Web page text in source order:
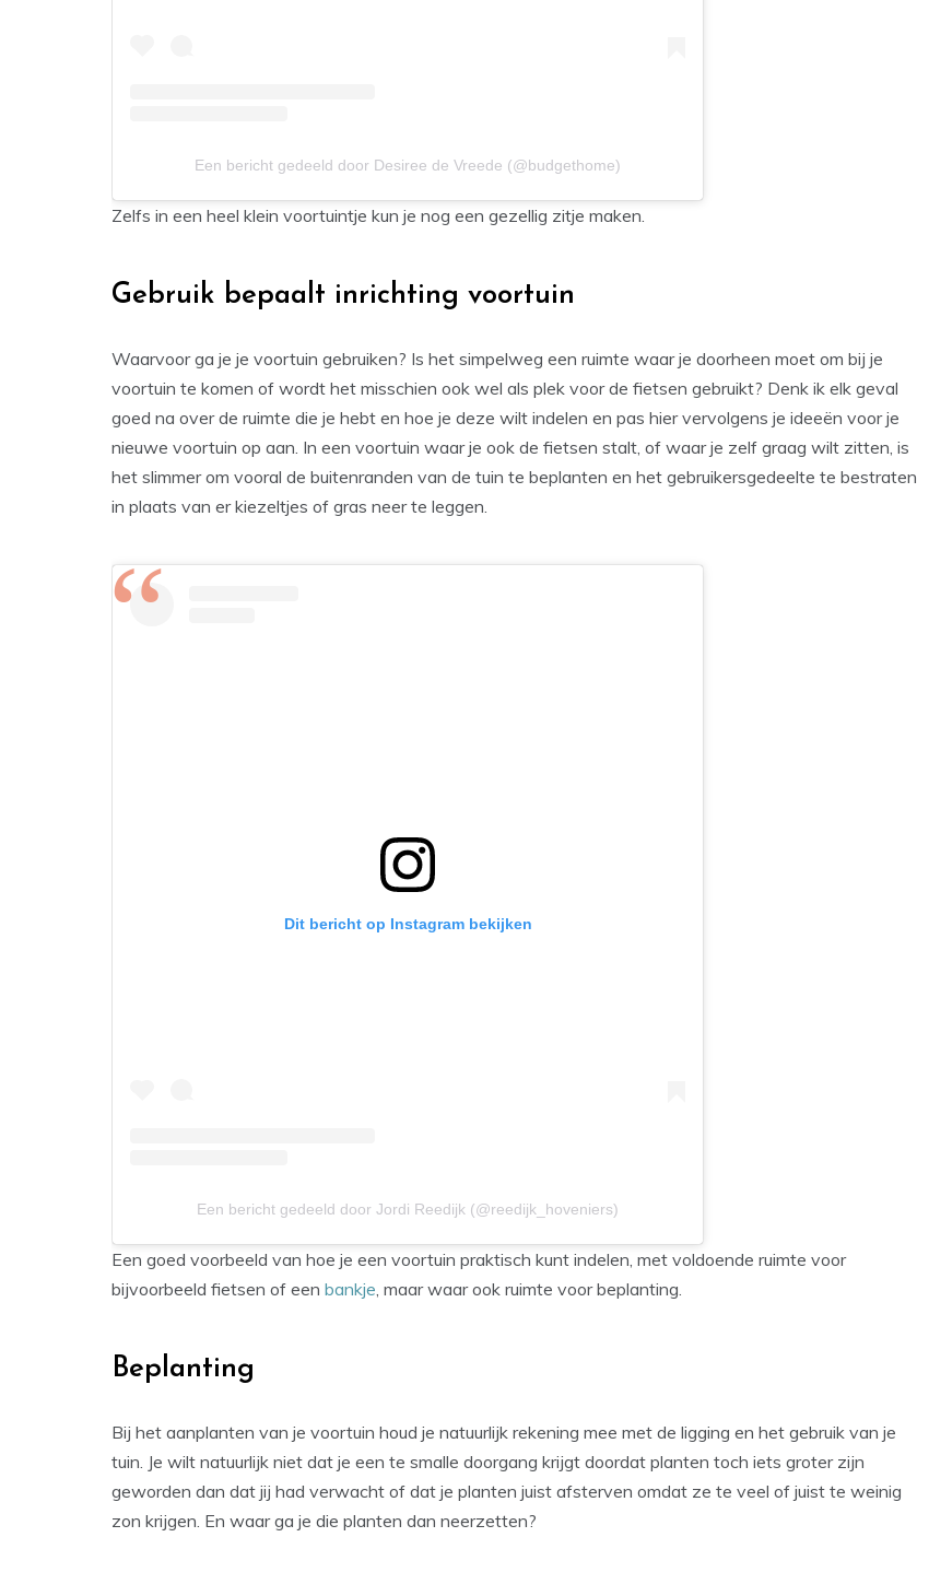
Een bericht gedeeld door Desiree de Vreede (@budgethome)
Zelfs in een heel klein voortuintje kun je nog een gezellig zitje maken.
Gebruik bepaalt inrichting voortuin
Waarvoor ga je je voortuin gebruiken? Is het simpelweg een ruimte waar je doorheen moet om bij je
voortuin te komen of wordt het misschien ook wel als plek voor de fietsen gebruikt? Denk ik elk geval
goed na over de ruimte die je hebt en hoe je deze wilt indelen en pas hier vervolgens je ideeën voor je
nieuwe voortuin op aan. In een voortuin waar je ook de fietsen stalt, of waar je zelf graag wilt zitten, is
het slimmer om vooral de buitenranden van de tuin te beplanten en het gebruikersgedeelte te bestraten
in plaats van er kiezeltjes of gras neer te leggen.
Dit bericht op Instagram bekijken
Een bericht gedeeld door Jordi Reedijk (@reedijk_hoveniers)
Een goed voorbeeld van hoe je een voortuin praktisch kunt indelen, met voldoende ruimte voor
bijvoorbeeld fietsen of een bankje, maar waar ook ruimte voor beplanting.
Beplanting
Bij het aanplanten van je voortuin houd je natuurlijk rekening mee met de ligging en het gebruik van je
tuin. Je wilt natuurlijk niet dat je een te smalle doorgang krijgt doordat planten toch iets groter zijn
geworden dan dat jij had verwacht of dat je planten juist afsterven omdat ze te veel of juist te weinig
zon krijgen. En waar ga je die planten dan neerzetten?